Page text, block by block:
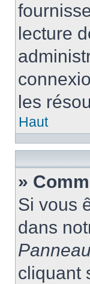
lecture
les
Haut
»
Si vous
dans
cliquant